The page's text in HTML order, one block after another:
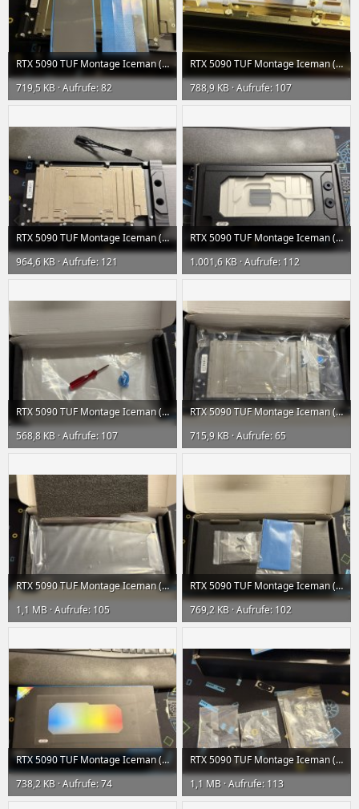
RTX 5090 TUF Montage Iceman (17) klein.jpeg
719,5 KB · Aufrufe: 82
RTX 5090 TUF Montage Iceman (16) klein.jpeg
788,9 KB · Aufrufe: 107
RTX 5090 TUF Montage Iceman (11) klein.jpeg
964,6 KB · Aufrufe: 121
RTX 5090 TUF Montage Iceman (6) klein.jpeg
1.001,6 KB · Aufrufe: 112
RTX 5090 TUF Montage Iceman (5) klein.jpeg
568,8 KB · Aufrufe: 107
RTX 5090 TUF Montage Iceman (4) klein.jpeg
715,9 KB · Aufrufe: 65
RTX 5090 TUF Montage Iceman (3) klein.jpeg
1,1 MB · Aufrufe: 105
RTX 5090 TUF Montage Iceman (2) klein.jpeg
769,2 KB · Aufrufe: 102
RTX 5090 TUF Montage Iceman (1) klein.jpeg
738,2 KB · Aufrufe: 74
RTX 5090 TUF Montage Iceman (14) klein.jpeg
1,1 MB · Aufrufe: 113